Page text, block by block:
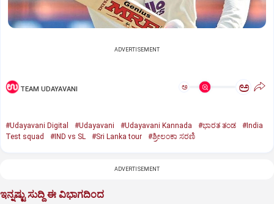
ADVERTISEMENT
TEAM UDAYAVANI ಅ ಅ
#Udayavani Digital #Udayavani #Udayavani Kannada #ಭಾರತ ತಂಡ
#India
Test squad
#IND vs SL #Sri Lanka tour #ಶ್ರೀಲಂಕಾ ಸರಣಿ
ADVERTISEMENT
ಇನ್ನಷ್ಟು ಸುದ್ದಿ ಈ ವಿಭಾಗದಿಂದ